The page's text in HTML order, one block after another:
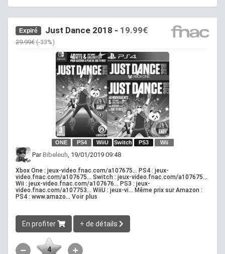
Expiré Just Dance 2018 - 19.99€
29.99€ (-33%)
ONE PS4 WiiU Switch PS3 Wii
ParBibeleuh , 19/01/2019 09:48
Xbox One : jeux-video.fnac.com/a107675... PS4 : jeux-
video.fnac.com/a107675... Switch : jeux-video.fnac.com/a107675...
Wii : jeux-video.fnac.com/a107676... PS3 : jeux-
video.fnac.com/a107753... WiiU : jeux-vi... Même prix sur Amazon :
PS4 : www.amazo... Voir plus
En profiter + de détails
4